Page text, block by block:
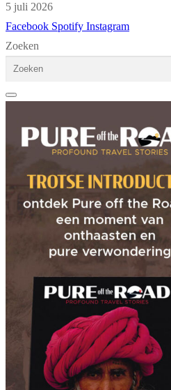
5 juli 2026
Facebook Spotify Instagram
Zoeken